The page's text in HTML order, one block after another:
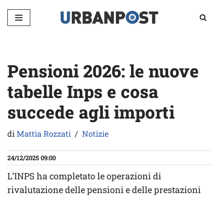
Vai
Pensioni 2026: le nuove
tabelle Inps e cosa
succede agli importi
diMattia Rozzati Notizie
24/12/2025 09:00
L’INPS ha completato le operazioni di
rivalutazione delle pensioni e delle prestazioni